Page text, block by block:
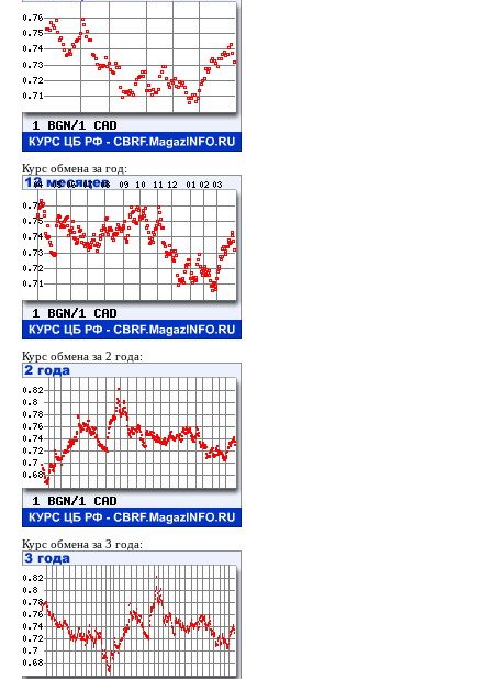
Курс обмена за год:
Курс обмена за 2 года:
Курс обмена за 3 года: